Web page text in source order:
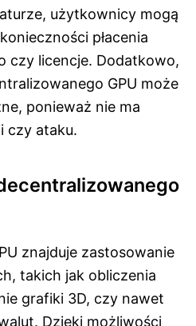
użytkownicy mogą
płacenia
czy licencje. Dodatkowo,
GPU może
ponieważ nie ma
czy ataku.
znajduje zastosowanie
takich jak obliczenia
grafiki 3D, czy nawet
Dzięki możliwości